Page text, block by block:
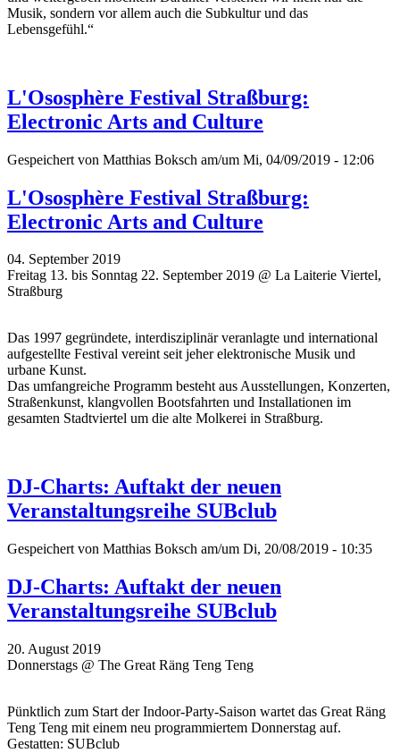
Musik, sondern vor allem auch die Subkultur und das
Lebensgefühl.“
L'Ososphère Festival Straßburg:
Electronic Arts and Culture
Gespeichert von Matthias Boksch am/um Mi, 04/09/2019 - 12:06
L'Ososphère Festival Straßburg:
Electronic Arts and Culture
04. September 2019
Freitag 13. bis Sonntag 22. September 2019 @ La Laiterie Viertel,
Straßburg
Das 1997 gegründete, interdisziplinär veranlagte und international
aufgestellte Festival vereint seit jeher elektronische Musik und
urbane Kunst.
Das umfangreiche Programm besteht aus Ausstellungen, Konzerten,
Straßenkunst, klangvollen Bootsfahrten und Installationen im
gesamten Stadtviertel um die alte Molkerei in Straßburg.
DJ-Charts: Auftakt der neuen
Veranstaltungsreihe SUBclub
Gespeichert von Matthias Boksch am/um Di, 20/08/2019 - 10:35
DJ-Charts: Auftakt der neuen
Veranstaltungsreihe SUBclub
20. August 2019
Donnerstags @ The Great Räng Teng Teng
Pünktlich zum Start der Indoor-Party-Saison wartet das Great Räng
Teng Teng mit einem neu programmiertem Donnerstag auf.
Gestatten: SUBclub